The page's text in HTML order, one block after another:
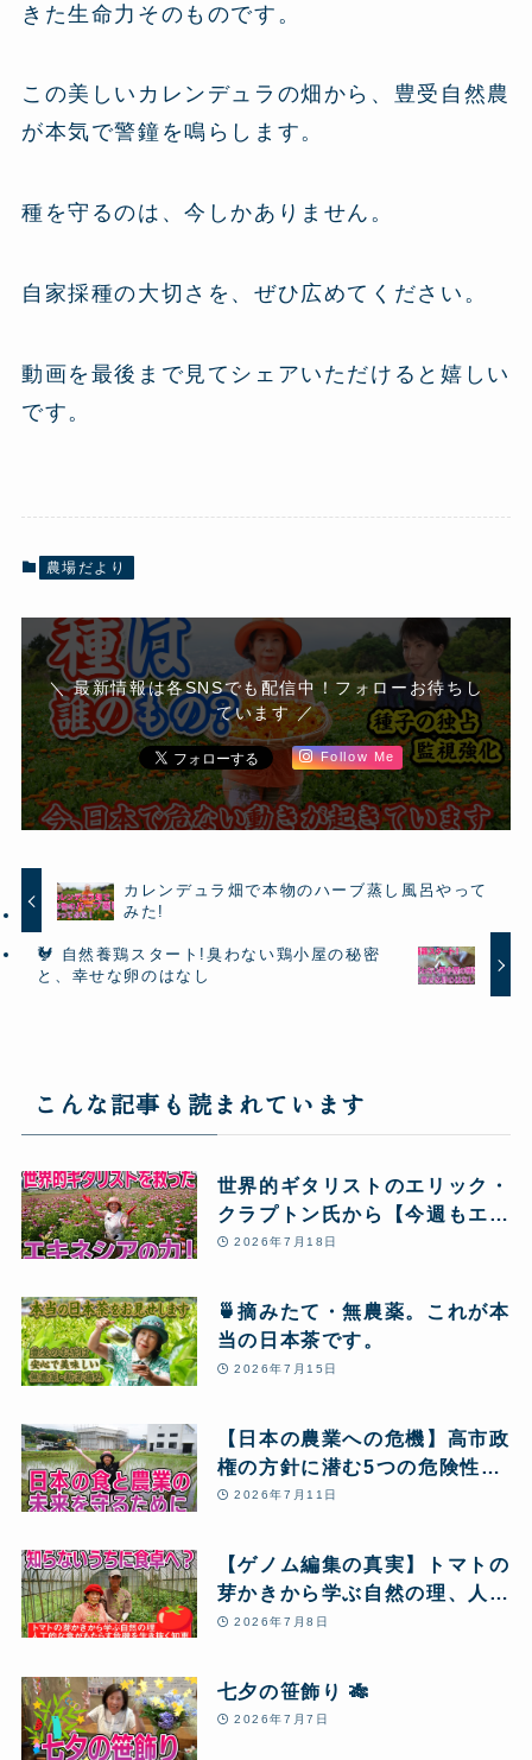
きた生命力そのものです。
この美しいカレンデュラの畑から、豊受自然農
が本気で警鐘を鳴らします。
種を守るのは、今しかありません。
自家採種の大切さを、ぜひ広めてください。
動画を最後まで見てシェアいただけると嬉しい
です。
農場だより
＼ 最新情報は各SNSでも配信中！フォローお待ちし
ています ／
Follow Me
カレンデュラ畑で本物のハーブ蒸し風呂やって
みた!
🐓 自然養鶏スタート!臭わない鶏小屋の秘密
と、幸せな卵のはなし
こんな記事も読まれています
世界的ギタリストのエリック・
クラプトン氏から【今週もエキ
ネシア酵素12本】のリピート
から大復活し、愛用し続ける秘
密とは!?
2026年7月18日
🍵摘みたて・無農薬。これが本
当の日本茶です。
2026年7月15日
【日本の農業への危機】高市政
権の方針に潜む5つの危険性
と、私たちが「自然農」のクラ
理由
2026年7月11日
【ゲノム編集の真実】トマトの
芽かきから学ぶ自然の理、人工
的な食がもたらす危機を生き抜
2026年7月8日
七夕の笹飾り 🎋
2026年7月7日